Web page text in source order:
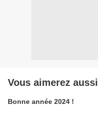
Vous aimerez aussi
Bonne année 2024 !